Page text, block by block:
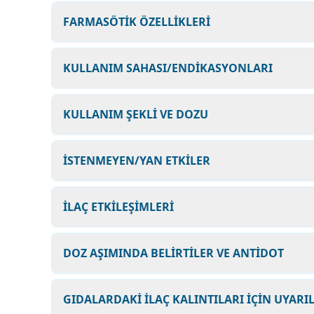
FARMASÖTİK ÖZELLİKLERİ
KULLANIM SAHASI/ENDİKASYONLARI
KULLANIM ŞEKLİ VE DOZU
İSTENMEYEN/YAN ETKİLER
İLAÇ ETKİLEŞİMLERİ
DOZ AŞIMINDA BELİRTİLER VE ANTİDOT
GIDALARDAKİ İLAÇ KALINTILARI İÇİN